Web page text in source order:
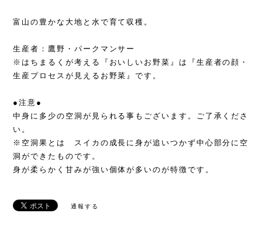
富山の豊かな大地と水で育て収穫。
生産者：鷹野・パークマンサー
※はちまるくが考える『おいしいお野菜』は『生産者の顔・
生産プロセスが見えるお野菜』です。
●注意●
中身に多少の空洞が見られる事もございます。ご了承くださ
い。
※空洞果とは スイカの成長に身が追いつかず中心部分に空
洞ができたものです。
身が柔らかく甘みが強い個体が多いのが特徴です。
通報する